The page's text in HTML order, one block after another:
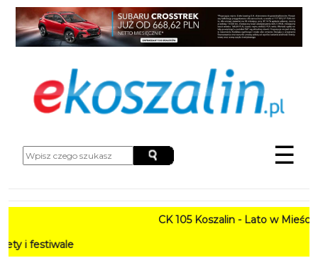
☰
CK 105 Koszalin - Lato w Mieście